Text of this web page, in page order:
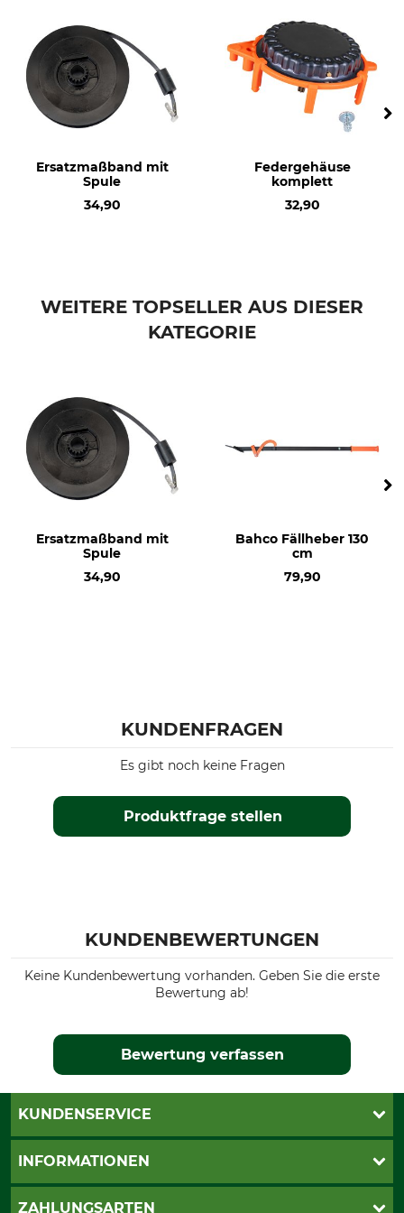
Ersatzmaßband mit
Spule
34,90
Federgehäuse
komplett
32,90
WEITERE TOPSELLER AUS DIESER
KATEGORIE
Ersatzmaßband mit
Spule
34,90
Bahco Fällheber 130
cm
79,90
KUNDENFRAGEN
Produktfrage stellen
Es gibt noch keine Fragen
KUNDENBEWERTUNGEN
Keine Kundenbewertung vorhanden. Geben Sie die erste
Bewertung ab!
Bewertung verfassen
KUNDENSERVICE
Live-Shopping
INFORMATIONEN
AGB
ZAHLUNGSARTEN